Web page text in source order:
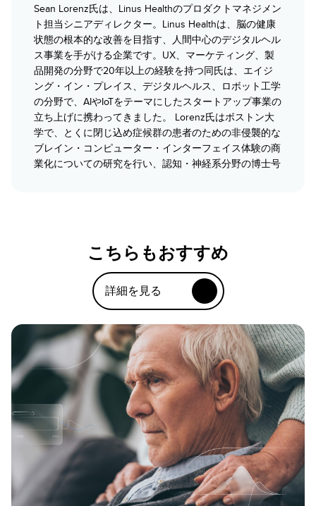
Sean Lorenz氏は、Linus Healthのプロダクトマネジメン
ト担当シニアディレクター。Linus Healthは、脳の健康
状態の根本的な改善を目指す、人間中心のデジタルヘル
ス事業を手がける企業です。UX、マーケティング、製
品開発の分野で20年以上の経験を持つ同氏は、エイジ
ング・イン・プレイス、デジタルヘルス、ロボット工学
の分野で、AIやIoTをテーマにしたスタートアップ事業の
立ち上げに携わってきました。 Lorenz氏はボストン大
学で、とくに閉じ込め症候群の患者のための非侵襲的な
ブレイン・コンピューター・インターフェイス体験の商
業化についての研究を行い、認知・神経系分野の博士号
こちらもおすすめ
詳細を見る